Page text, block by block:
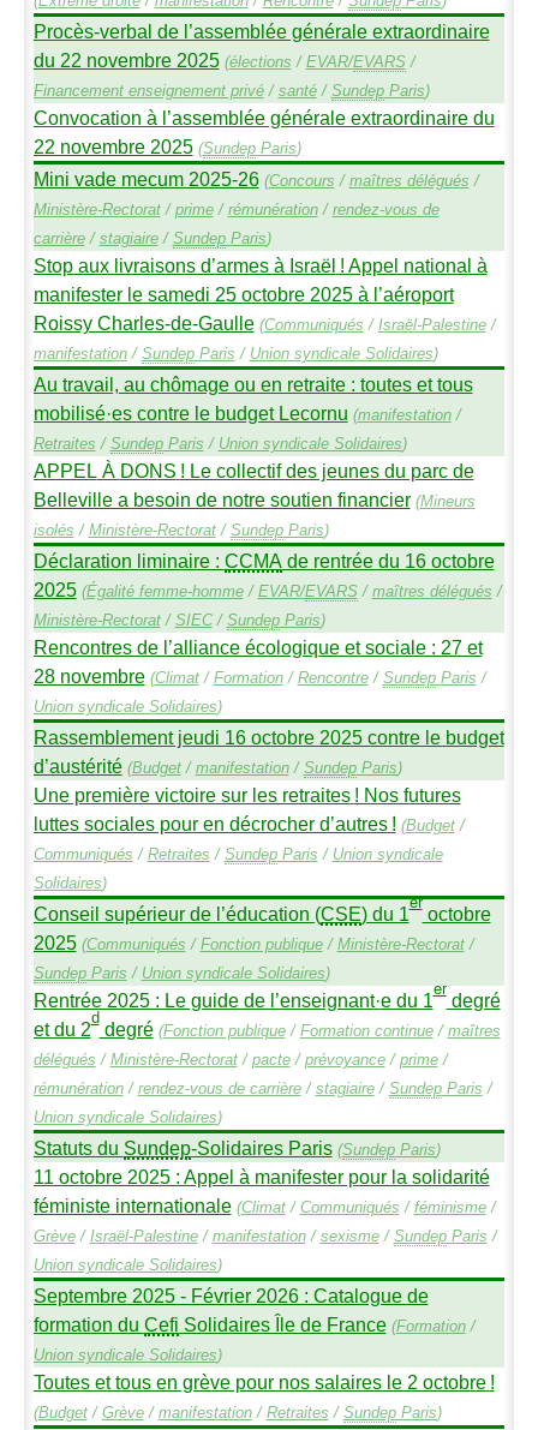
Procès-verbal de l’assemblée générale extraordinaire
du 22 novembre 2025 (élections / EVAR/EVARS/
Financement enseignement privé/ santé/ SundepParis)
Convocation à l’assemblée générale extraordinaire du
22 novembre 2025 (SundepParis)
Mini vade mecum 2025-26 (Concours / maîtres délégués /
Ministère-Rectorat/ prime/ rémunération/ rendez-vous de
carrière/ stagiaire/ SundepParis)
Stop aux livraisons d’armes à Israël ! Appel national à
manifester le samedi 25 octobre 2025 à l’aéroport
Roissy Charles-de-Gaulle (Communiqués / Israël-Palestine/
manifestation/ SundepParis / Union syndicale Solidaires)
Au travail, au chômage ou en retraite : toutes et tous
mobilisé·es contre le budget Lecornu (manifestation/
Retraites / SundepParis / Union syndicale Solidaires)
APPEL À DONS ! Le collectif des jeunes du parc de
Belleville a besoin de notre soutien financier (Mineurs
isolés / Ministère-Rectorat/ SundepParis)
Déclaration liminaire : CCMA de rentrée du 16 octobre
2025 (Égalité femme-homme/ EVAR/EVARS/ maîtres délégués /
Ministère-Rectorat/ SIEC/ SundepParis)
Rencontres de l’alliance écologique et sociale : 27 et
28 novembre (Climat/ Formation/ Rencontre/ SundepParis /
Union syndicale Solidaires)
Rassemblement jeudi 16 octobre 2025 contre le budget
d’austérité (Budget/ manifestation/ SundepParis)
Une première victoire sur les retraites ! Nos futures
luttes sociales pour en décrocher d’autres ! (Budget/
Communiqués / Retraites / SundepParis / Union syndicale
Solidaires)
Conseil supérieur de l’éducation (CSE) du 1eroctobre
2025 (Communiqués / Fonction publique/ Ministère-Rectorat/
SundepParis / Union syndicale Solidaires)
Rentrée 2025 : Le guide de l’enseignant·e du 1erdegré
et du 2ddegré (Fonction publique/ Formation continue/ maîtres
délégués / Ministère-Rectorat/ pacte/ prévoyance/ prime/
rémunération/ rendez-vous de carrière/ stagiaire/ SundepParis /
Union syndicale Solidaires)
Statuts du Sundep-Solidaires Paris (SundepParis)
11 octobre 2025 : Appel à manifester pour la solidarité
féministe internationale (Climat/ Communiqués / féminisme/
Grève/ Israël-Palestine/ manifestation/ sexisme/ SundepParis /
Union syndicale Solidaires)
Septembre 2025 - Février 2026 : Catalogue de
formation du Cefi Solidaires Île de France (Formation/
Union syndicale Solidaires)
Toutes et tous en grève pour nos salaires le 2 octobre !
(Budget/ Grève/ manifestation/ Retraites / SundepParis)